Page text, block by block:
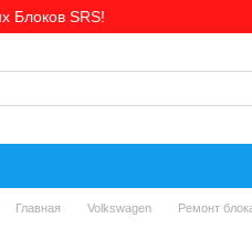
Блоков SRS!
Главная Volkswagen Ремонт